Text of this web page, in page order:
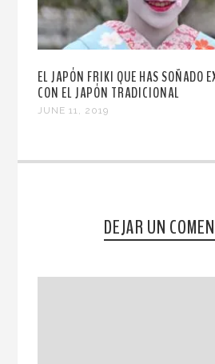
EL JAPÓN FRIKI QUE HAS SOÑADO
CON EL JAPÓN TRADICIONAL
JUNE 11, 2019
DEJAR UN